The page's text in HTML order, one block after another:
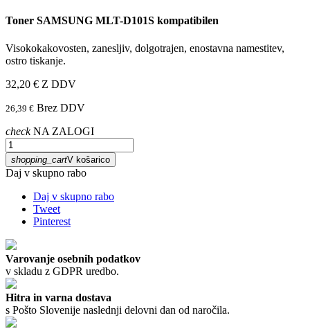
Toner SAMSUNG MLT-D101S kompatibilen
Visokokakovosten, zanesljiv, dolgotrajen, enostavna namestitev,
ostro tiskanje.
32,20 € Z DDV
26,39 € Brez DDV
checkNA ZALOGI
shopping_cartV košarico
Daj v skupno rabo
Daj v skupno rabo
Tweet
Pinterest
Varovanje osebnih podatkov
v skladu z GDPR uredbo.
Hitra in varna dostava
s Pošto Slovenije naslednji delovni dan od naročila.